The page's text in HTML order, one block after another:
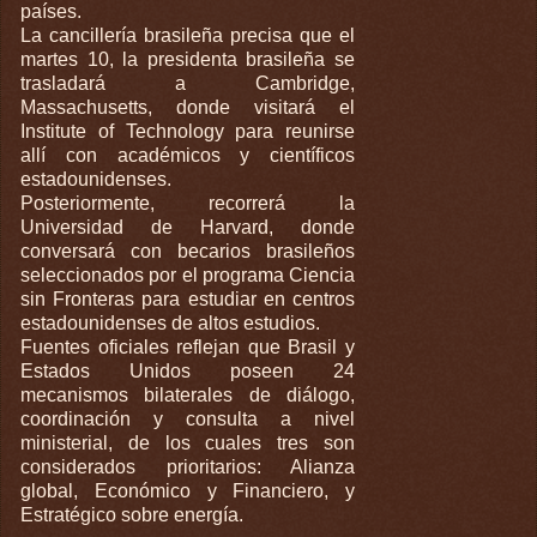
países.
La cancillería brasileña precisa que el
martes 10, la presidenta brasileña se
trasladará a Cambridge,
Massachusetts, donde visitará el
Institute of Technology para reunirse
allí con académicos y científicos
estadounidenses.
Posteriormente, recorrerá la
Universidad de Harvard, donde
conversará con becarios brasileños
seleccionados por el programa Ciencia
sin Fronteras para estudiar en centros
estadounidenses de altos estudios.
Fuentes oficiales reflejan que Brasil y
Estados Unidos poseen 24
mecanismos bilaterales de diálogo,
coordinación y consulta a nivel
ministerial, de los cuales tres son
considerados prioritarios: Alianza
global, Económico y Financiero, y
Estratégico sobre energía.